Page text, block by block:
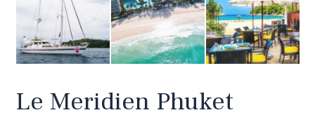
Le Meridien Phuket